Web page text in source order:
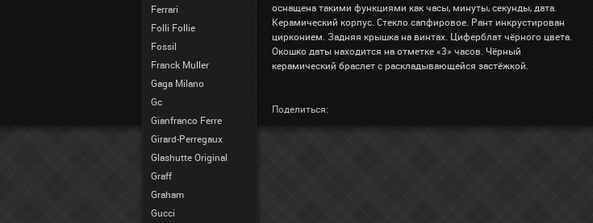
Ferrari
Folli Follie
Fossil
Franck Muller
Gaga Milano
Gc
Gianfranco Ferre
Girard-Perregaux
Glashutte Original
Graff
Graham
Gucci
оснащена такими функциями как часы, минуты, секунды, дата.
Керамический корпус. Стекло сапфировое. Рант инкрустирован
цирконием. Задняя крышка на винтах. Циферблат чёрного цвета.
Окошко даты находится на отметке «3» часов. Чёрный
керамический браслет с раскладывающейся застёжкой.
Поделиться: